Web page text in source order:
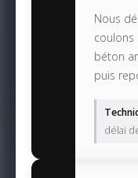
Nous
coulons
béton
puis
délai